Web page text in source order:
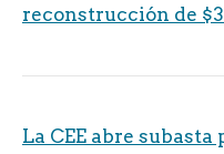
reconstrucción de
La CEE abre